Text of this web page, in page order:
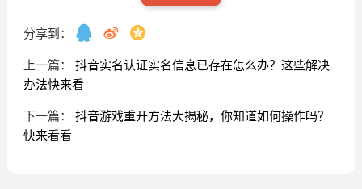
分享到：
上一篇： 抖音实名认证实名信息已存在怎么办？这些解决
办法快来看
下一篇： 抖音游戏重开方法大揭秘，你知道如何操作吗？
快来看看